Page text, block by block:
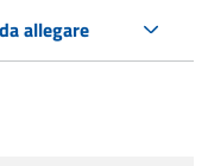
allegare